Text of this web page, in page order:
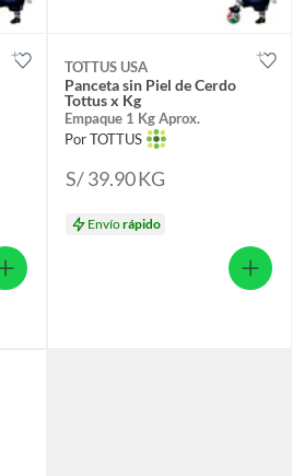
TOTTUS USA
Panceta sin Piel de Cerdo
Tottus x Kg
Empaque 1 Kg Aprox.
Por TOTTUS
S/ 39.90KG
Envíorápido